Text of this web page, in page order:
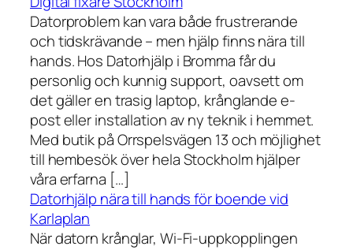
Datorproblem kan vara både frustrerande
och tidskrävande – men hjälp finns nära till
hands. Hos Datorhjälp i Bromma får du
personlig och kunnig support, oavsett om
det gäller en trasig laptop, krånglande e-
post eller installation av ny teknik i hemmet.
Med butik på Orrspelsvägen 13 och möjlighet
till hembesök över hela Stockholm hjälper
våra erfarna […]
Datorhjälp nära till hands för boende vid
Karlaplan
När datorn krånglar, Wi-Fi-uppkopplingen